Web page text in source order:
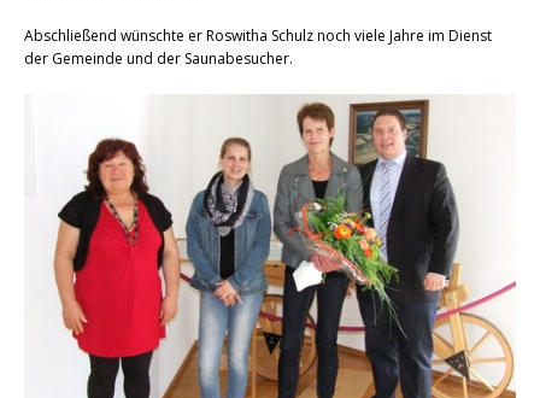
Abschließend wünschte er Roswitha Schulz noch viele Jahre im Dienst
der Gemeinde und der Saunabesucher.